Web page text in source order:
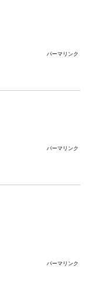
パーマリンク
パーマリンク
パーマリンク